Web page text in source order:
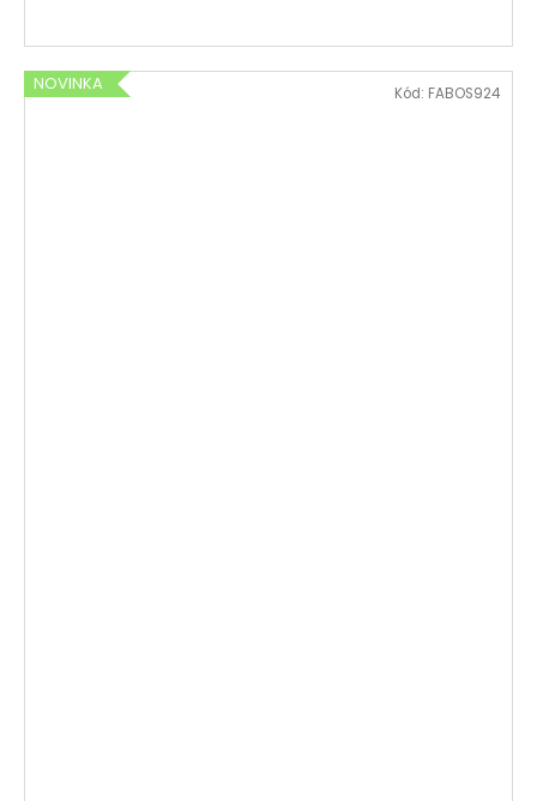
NOVINKA Kód: FABOS924